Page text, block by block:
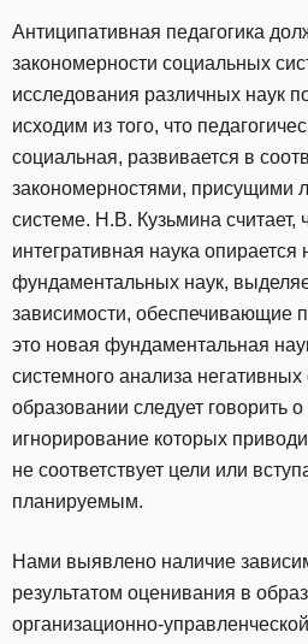
Антиципативная педагогика
закономерности социальных
исследования различных наук
исходим из того, что
социальная, развивается в
закономерностями, присущими
системе. Н.В. Кузьмина считает,
интегративная наука
фундаментальных наук,
зависимости, обеспечивающие
это новая фундаментальная
системного анализа
образовании следует говорить
игнорирование которых
не соответствует цели или
планируемым.
Нами выявлено наличие
результатом оценивания в
организационно-